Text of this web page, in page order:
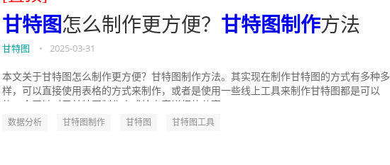
甘特图怎么制作更方便？ 甘特图制作方法
甘特图 • 2025-03-31
本文关于甘特图怎么制作更方便？甘特图制作方法。其实现在制作甘特图的方式有多种多
样，可以直接使用表格的方式来制作，或者是使用一些线上工具来制作甘特图都是可以
数据分析 甘特图制作 甘特图 甘特图工具